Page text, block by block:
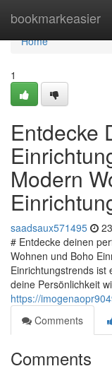
bookmarkeasier
Home
Home
1
Entdecke
Modern
saadsaux571495
# Entdecke deinen
Wohnen und Boho
Einrichtungstrends ist
deine Persönlichkeit
https://
Comments
Comments